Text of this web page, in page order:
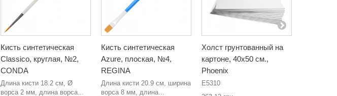
Кисть синтетическая
Classico, круглая, №2,
CONDA
Длина кисти 18.2 см, Ø
ворса 2 мм, длина ворса...
Кисть синтетическая
Azure, плоская, №4,
REGINA
Длина кисти 20.9 см, ширина
ворса 8 мм, длина...
Холст грунтованный на
картоне, 40x50 см.,
Phoenix
E5310